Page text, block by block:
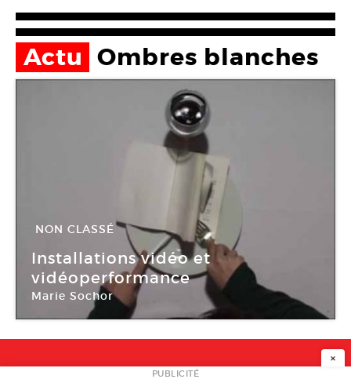
Actu Ombres blanches
NON CLASSÉ
13 Mar -28 Mar 2009
Installations vidéo et
vidéoperformance
Marie Sochor
Ombres blanches
NEWSLETTER
×
PUBLICITÉ